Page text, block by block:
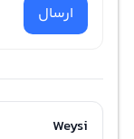
ارسال
Weysi